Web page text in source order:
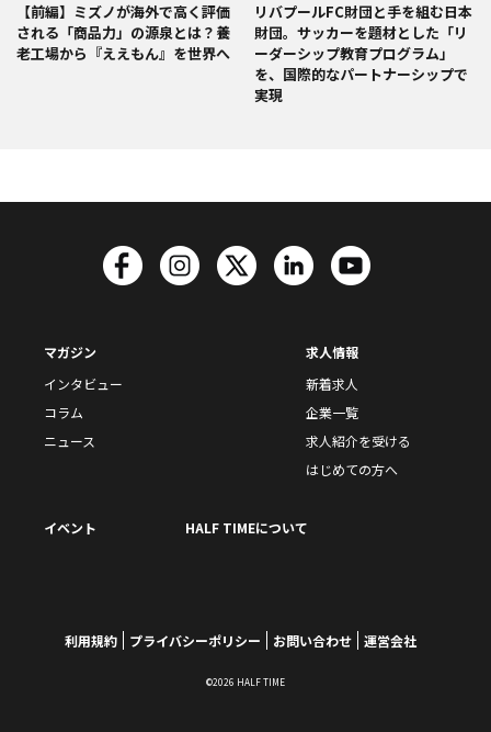
【前編】ミズノが海外で高く評価
される「商品力」の源泉とは？養
老工場から『ええもん』を世界へ
リバプールFC財団と手を組む日本
財団。サッカーを題材とした「リ
ーダーシップ教育プログラム」
を、国際的なパートナーシップで
実現
マガジン
インタビュー
コラム
ニュース
求人情報
新着求人
企業一覧
求人紹介を受ける
はじめての方へ
イベント HALF TIMEについて
利用規約 プライバシーポリシー お問い合わせ 運営会社
©2026 HALF TIME